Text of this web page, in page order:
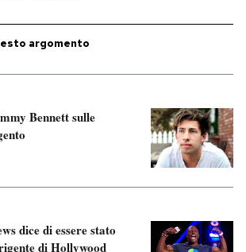
Mondiali calcio 2026
argomento
Bennett sulle
dice di essere stato
di Hollywood